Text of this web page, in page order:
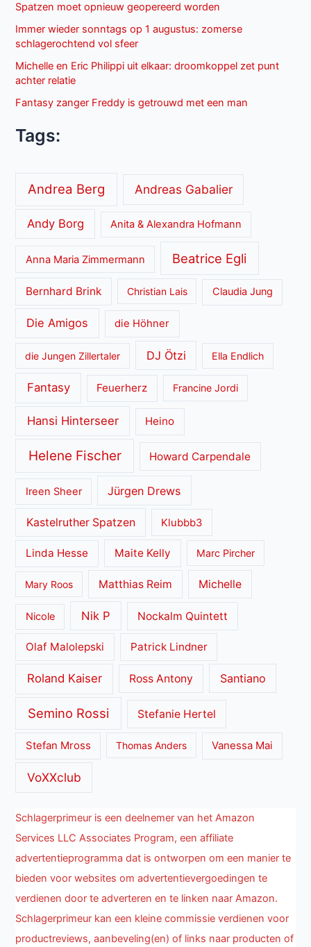
Spatzen moet opnieuw geopereerd worden
Immer wieder sonntags op 1 augustus: zomerse
schlagerochtend vol sfeer
Michelle en Eric Philippi uit elkaar: droomkoppel zet punt
achter relatie
Fantasy zanger Freddy is getrouwd met een man
Tags:
Andrea Berg Andreas Gabalier
Andy Borg Anita & Alexandra Hofmann
Anna Maria Zimmermann Beatrice Egli
Bernhard Brink Christian Lais Claudia Jung
Die Amigos die Höhner
die Jungen Zillertaler DJ Ötzi Ella Endlich
Fantasy Feuerherz Francine Jordi
Hansi Hinterseer Heino
Helene Fischer Howard Carpendale
Ireen Sheer Jürgen Drews
Kastelruther Spatzen Klubbb3
Linda Hesse Maite Kelly Marc Pircher
Mary Roos Matthias Reim Michelle
Nicole Nik P Nockalm Quintett
Olaf Malolepski Patrick Lindner
Roland Kaiser Ross Antony Santiano
Semino Rossi Stefanie Hertel
Stefan Mross Thomas Anders Vanessa Mai
VoXXclub
Schlagerprimeur is een deelnemer van het Amazon
Services LLC Associates Program, een affiliate
advertentieprogramma dat is ontworpen om een manier te
bieden voor websites om advertentievergoedingen te
verdienen door te adverteren en te linken naar Amazon.
Schlagerprimeur kan een kleine commissie verdienen voor
productreviews, aanbeveling(en) of links naar producten of